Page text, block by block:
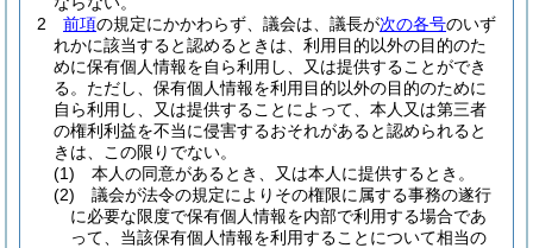
2
前項の規定にかかわらず、議会は、議長が次の各号のいず
れかに該当すると認めるときは、利用目的以外の目的のた
めに保有個人情報を自ら利用し、又は提供することができ
る。 ただし、保有個人情報を利用目的以外の目的のために
自ら利用し、又は提供することによって、本人又は第三者
の権利利益を不当に侵害するおそれがあると認められると
きは、この限りでない。
(1)
本人の同意があるとき、又は本人に提供するとき。
(2)
議会が法令の規定によりその権限に属する事務の遂行
に必要な限度で保有個人情報を内部で利用する場合であ
って、当該保有個人情報を利用することについて相当の